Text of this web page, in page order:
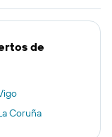
de
Coruña